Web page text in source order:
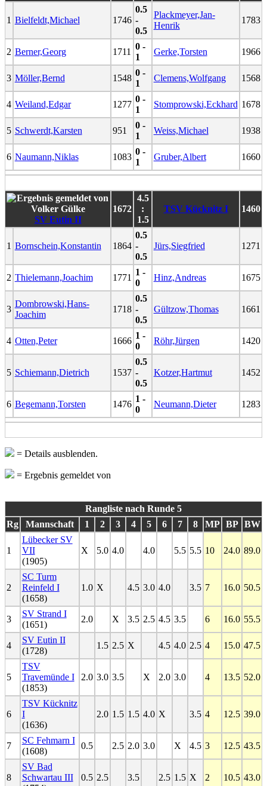
1 Bielfeldt,Michael 1746
0.5
-
0.5
Plackmeyer,Jan-
Henrik
1783
2 Berner,Georg 1711
0 -
1
Gerke,Torsten 1966
3 Möller,Bernd 1548
0 -
1
Clemens,Wolfgang 1568
4 Weiland,Edgar 1277
0 -
1
Stomprowski,Eckhard 1678
5 Schwerdt,Karsten 951
0 -
1
Weiss,Michael 1938
6 Naumann,Niklas 1083
0 -
1
Gruber,Albert 1660
SV Eutin II
1672
4.5
:
1.5
TSV Kücknitz I 1460
1 Bornschein,Konstantin 1864
0.5
-
0.5
Jürs,Siegfried 1271
2 Thielemann,Joachim 1771
1 -
0
Hinz,Andreas 1675
3
Dombrowski,Hans-
Joachim
1718
0.5
-
0.5
Gültzow,Thomas 1661
4 Otten,Peter 1666
1 -
0
Röhr,Jürgen 1420
5 Schiemann,Dietrich 1537
0.5
-
0.5
Kotzer,Hartmut 1452
6 Begemann,Torsten 1476
1 -
0
Neumann,Dieter 1283
= Details ausblenden.
= Ergebnis gemeldet von
Rangliste nach Runde 5
Rg
Mannschaft 1 2 3 4 5 6 7 8 MP BP BW
1
Lübecker SV
VII
(1905)
X 5.0 4.0 4.0 5.5 5.5 10 24.0 89.0
2
SC Turm
Reinfeld I
(1658)
1.0 X 4.5 3.0 4.0 3.5 7 16.0 50.5
3
SV Strand I
(1651)
2.0 X 3.5 2.5 4.5 3.5 6 16.0 55.5
4
SV Eutin II
(1728)
1.5 2.5 X 4.5 4.0 2.5 4 15.0 47.5
5
TSV
Travemünde I
(1853)
2.0 3.0 3.5 X 2.0 3.0 4 13.5 52.0
6
TSV Kücknitz
I
(1636)
2.0 1.5 1.5 4.0 X 3.5 4 12.5 39.0
7
SC Fehmarn I
(1608)
0.5 2.5 2.0 3.0 X 4.5 3 12.5 43.5
8
SV Bad
Schwartau III
0.5 2.5 3.5 2.5 1.5 X 2 10.5 43.0